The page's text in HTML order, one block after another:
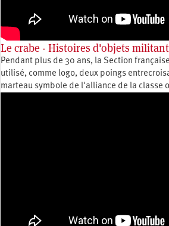
Le crabe - Histoires d'objets
Pendant plus de 30 ans, la Section
utilisé, comme logo, deux poings
marteau symbole de l'alliance de la classe